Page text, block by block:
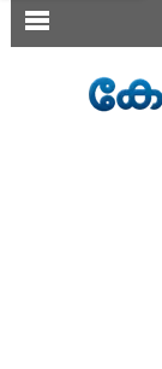
SECTIONS